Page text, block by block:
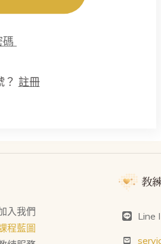
碼
？ 註冊
入我們
程藍圖
Line